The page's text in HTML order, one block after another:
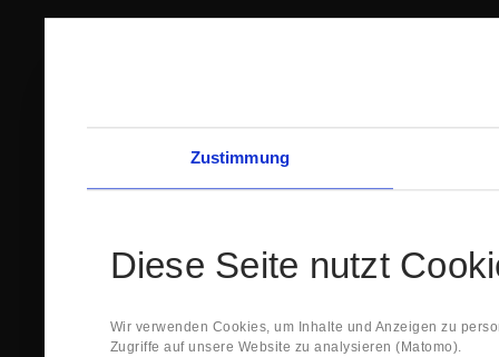
Zustimmung
Diese Seite nutzt
Wir verwenden Cookies, um Inhalte und Anzeigen zu
Zugriffe auf unsere Website zu analysieren (Matomo).